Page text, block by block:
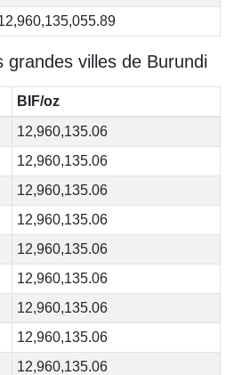
grandes villes de Burundi
BIF/oz
12,960,135.06
12,960,135.06
12,960,135.06
12,960,135.06
12,960,135.06
12,960,135.06
12,960,135.06
12,960,135.06
12,960,135.06